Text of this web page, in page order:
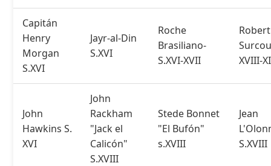
Capitán
Henry
Morgan
S.XVI
Jayr-al-Din
S.XVI
Roche
Brasiliano-
S.XVI-XVII
Robert
XVIII-
John
Hawkins S.
XVI
John
Rackham
"Jack el
Calicón"
S.XVIII
Stede Bonnet
"El Bufón"
s.XVIII
Jean
S.XVIII